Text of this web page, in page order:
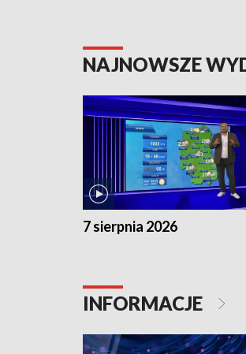
NAJNOWSZE
7 sierpnia 2026
INFORMACJE